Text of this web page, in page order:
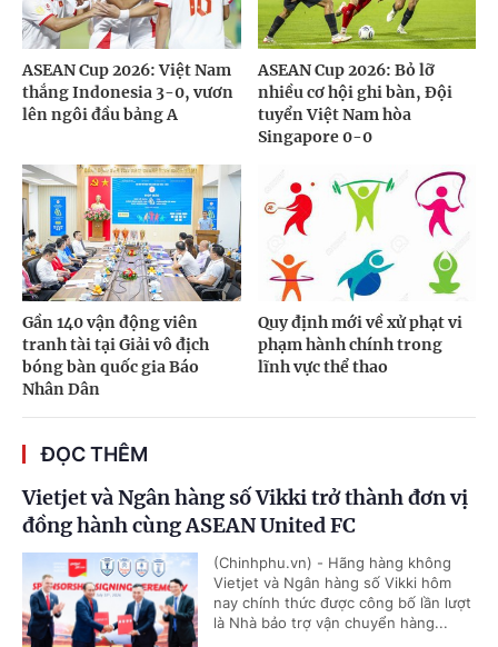
ASEAN Cup 2026: Việt Nam
thắng Indonesia 3-0, vươn
lên ngôi đầu bảng A
ASEAN Cup 2026: Bỏ lỡ
nhiều cơ hội ghi bàn, Đội
tuyển Việt Nam hòa
Singapore 0-0
Gần 140 vận động viên
tranh tài tại Giải vô địch
bóng bàn quốc gia Báo
Nhân Dân
Quy định mới về xử phạt vi
phạm hành chính trong
lĩnh vực thể thao
ĐỌC THÊM
Vietjet và Ngân hàng số Vikki trở thành đơn vị
đồng hành cùng ASEAN United FC
(Chinhphu.vn) - Hãng hàng không
Vietjet và Ngân hàng số Vikki hôm
nay chính thức được công bố lần lượt
là Nhà bảo trợ vận chuyển hàng...